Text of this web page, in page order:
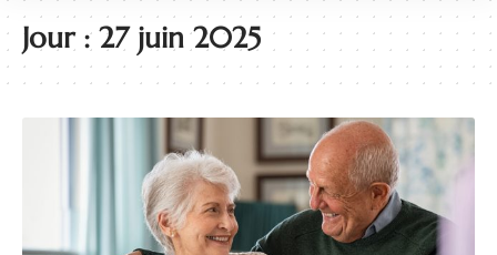
Jour :27 juin 2025